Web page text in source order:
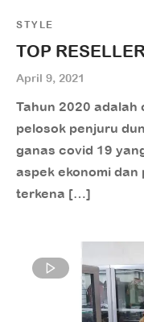
STYLE
TOP
April 9, 2021
Tahun 2020 adalah
pelosok penjuru
ganas covid 19
aspek ekonomi
terkena […]